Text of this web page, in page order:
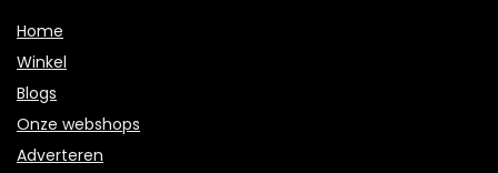
Home
Winkel
Blogs
Onze webshops
Adverteren